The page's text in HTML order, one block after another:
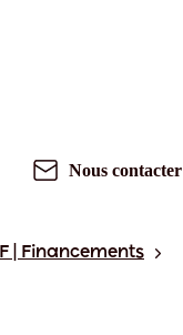
Nous contacter
| Financements